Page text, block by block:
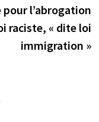
pour l’abrogation
raciste, « dite loi
immigration »